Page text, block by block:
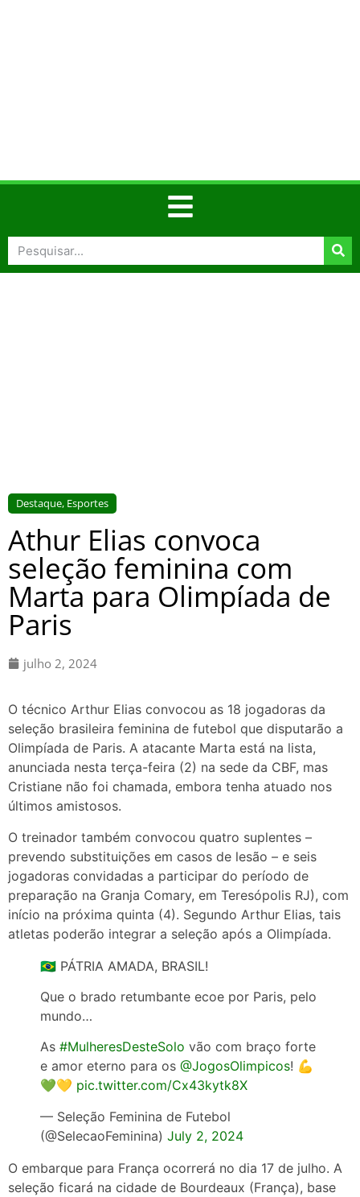
Destaque, Esportes
Athur Elias convoca
seleção feminina com
Marta para Olimpíada de
Paris
julho 2, 2024
O técnico Arthur Elias convocou as 18 jogadoras da
seleção brasileira feminina de futebol que disputarão a
Olimpíada de Paris. A atacante Marta está na lista,
anunciada nesta terça-feira (2) na sede da CBF, mas
Cristiane não foi chamada, embora tenha atuado nos
últimos amistosos.
O treinador também convocou quatro suplentes –
prevendo substituições em casos de lesão – e seis
jogadoras convidadas a participar do período de
preparação na Granja Comary, em Teresópolis RJ), com
início na próxima quinta (4). Segundo Arthur Elias, tais
atletas poderão integrar a seleção após a Olimpíada.
🇧🇷 PÁTRIA AMADA, BRASIL!
Que o brado retumbante ecoe por Paris, pelo
mundo…
As #MulheresDesteSolo vão com braço forte
e amor eterno para os @JogosOlimpicos! 💪
💚💛 pic.twitter.com/Cx43kytk8X
— Seleção Feminina de Futebol
(@SelecaoFeminina) July 2, 2024
O embarque para França ocorrerá no dia 17 de julho. A
seleção ficará na cidade de Bourdeaux (França), base